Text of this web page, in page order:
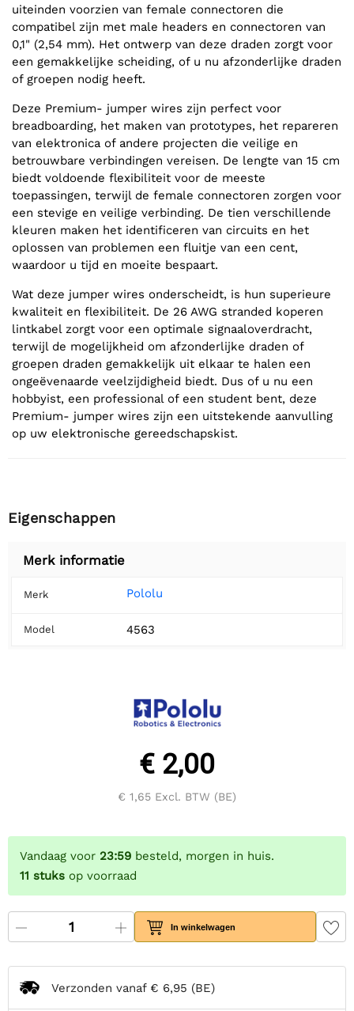
uiteinden voorzien van female connectoren die
compatibel zijn met male headers en connectoren van
0,1" (2,54 mm). Het ontwerp van deze draden zorgt voor
een gemakkelijke scheiding, of u nu afzonderlijke draden
of groepen nodig heeft.
Deze Premium- jumper wires zijn perfect voor
breadboarding, het maken van prototypes, het repareren
van elektronica of andere projecten die veilige en
betrouwbare verbindingen vereisen. De lengte van 15 cm
biedt voldoende flexibiliteit voor de meeste
toepassingen, terwijl de female connectoren zorgen voor
een stevige en veilige verbinding. De tien verschillende
kleuren maken het identificeren van circuits en het
oplossen van problemen een fluitje van een cent,
waardoor u tijd en moeite bespaart.
Wat deze jumper wires onderscheidt, is hun superieure
kwaliteit en flexibiliteit. De 26 AWG stranded koperen
lintkabel zorgt voor een optimale signaaloverdracht,
terwijl de mogelijkheid om afzonderlijke draden of
groepen draden gemakkelijk uit elkaar te halen een
ongeëvenaarde veelzijdigheid biedt. Dus of u nu een
hobbyist, een professional of een student bent, deze
Premium- jumper wires zijn een uitstekende aanvulling
op uw elektronische gereedschapskist.
Eigenschappen
Merk informatie
Merk Pololu
Model 4563
€ 2,00
€ 1,65 Excl. BTW (BE)
Vandaag voor 23:59 besteld, morgen in huis.
11 stuks op voorraad
In winkelwagen
Verzonden vanaf € 6,95 (BE)